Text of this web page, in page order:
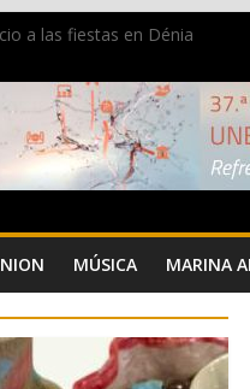
a las fiestas en Dénia
visual de la ciudad
la recepción a la Capitanía
e internacionales en los
MÚSICA MARINA